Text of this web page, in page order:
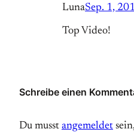
LunaSep. 1,
Top Video!
Schreibe einen
Du musst angemeldet